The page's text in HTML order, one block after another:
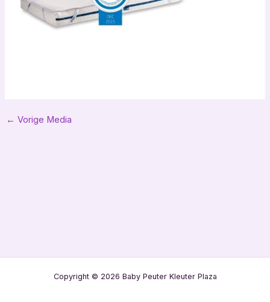
Bericht
← Vorige Media
Copyright © 2026 Baby Peuter Kleuter Plaza